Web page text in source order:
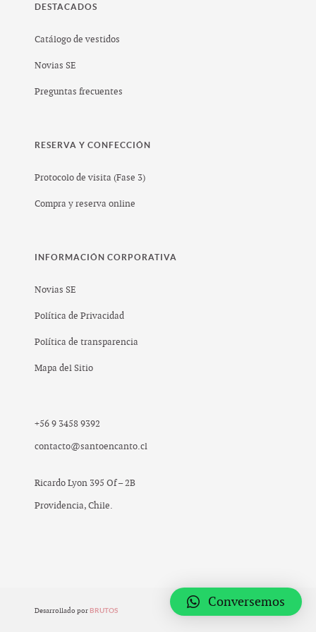
DESTACADOS
Catálogo de vestidos
Novias SE
Preguntas frecuentes
RESERVA Y CONFECCIÓN
Protocolo de visita (Fase 3)
Compra y reserva online
INFORMACIÓN CORPORATIVA
Novias SE
Política de Privacidad
Política de transparencia
Mapa del Sitio
+56 9 3458 9392
contacto@santoencanto.cl
Ricardo Lyon 395 Of – 2B
Providencia, Chile.
Desarrollado porBRUTOS;
Conversemos